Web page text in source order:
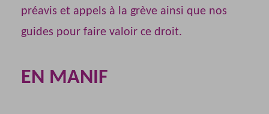
préavis et appels à la grève ainsi que nos
guides pour faire valoir ce droit.
EN MANIF